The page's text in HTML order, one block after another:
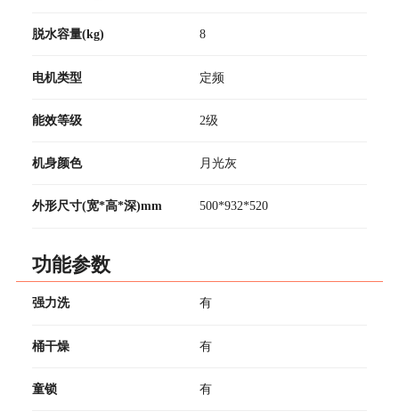
脱水容量(kg) 8
电机类型 定频
能效等级 2级
机身颜色 月光灰
外形尺寸(宽*高*深)mm 500*932*520
功能参数
强力洗 有
桶干燥 有
童锁 有